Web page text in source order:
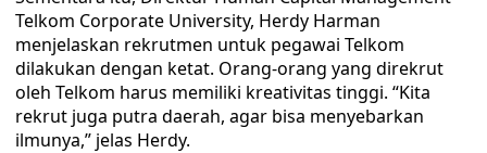
Telkom Corporate University, Herdy Harman
menjelaskan rekrutmen untuk pegawai Telkom
dilakukan dengan ketat. Orang-orang yang direkrut
oleh Telkom harus memiliki kreativitas tinggi. “Kita
rekrut juga putra daerah, agar bisa menyebarkan
ilmunya,” jelas Herdy.